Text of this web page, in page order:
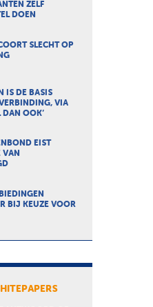
ZELF
DOEN
SLECHT OP
IS DE BASIS
VIA
DAN OOK’
EIST
VAN
BIJ KEUZE VOOR